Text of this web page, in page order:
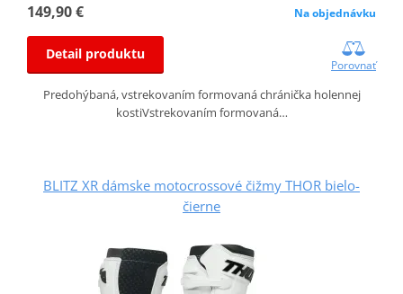
149,90 € Na objednávku
Detail produktu
Porovnať
Predohýbaná, vstrekovaním formovaná chránička holennej
kostiVstrekovaním formovaná…
BLITZ XR dámske motocrossové čižmy THOR bielo-
čierne